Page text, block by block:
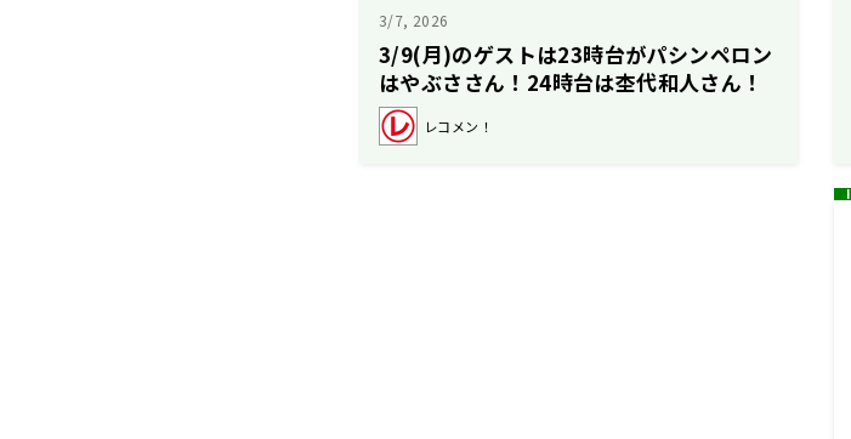
3/7, 2026
3/9(月)のゲストは23時台がパシンペロン
はやぶささん！24時台は杢代和人さん！
【駒木根葵汰のレコメン！】
レコメン！